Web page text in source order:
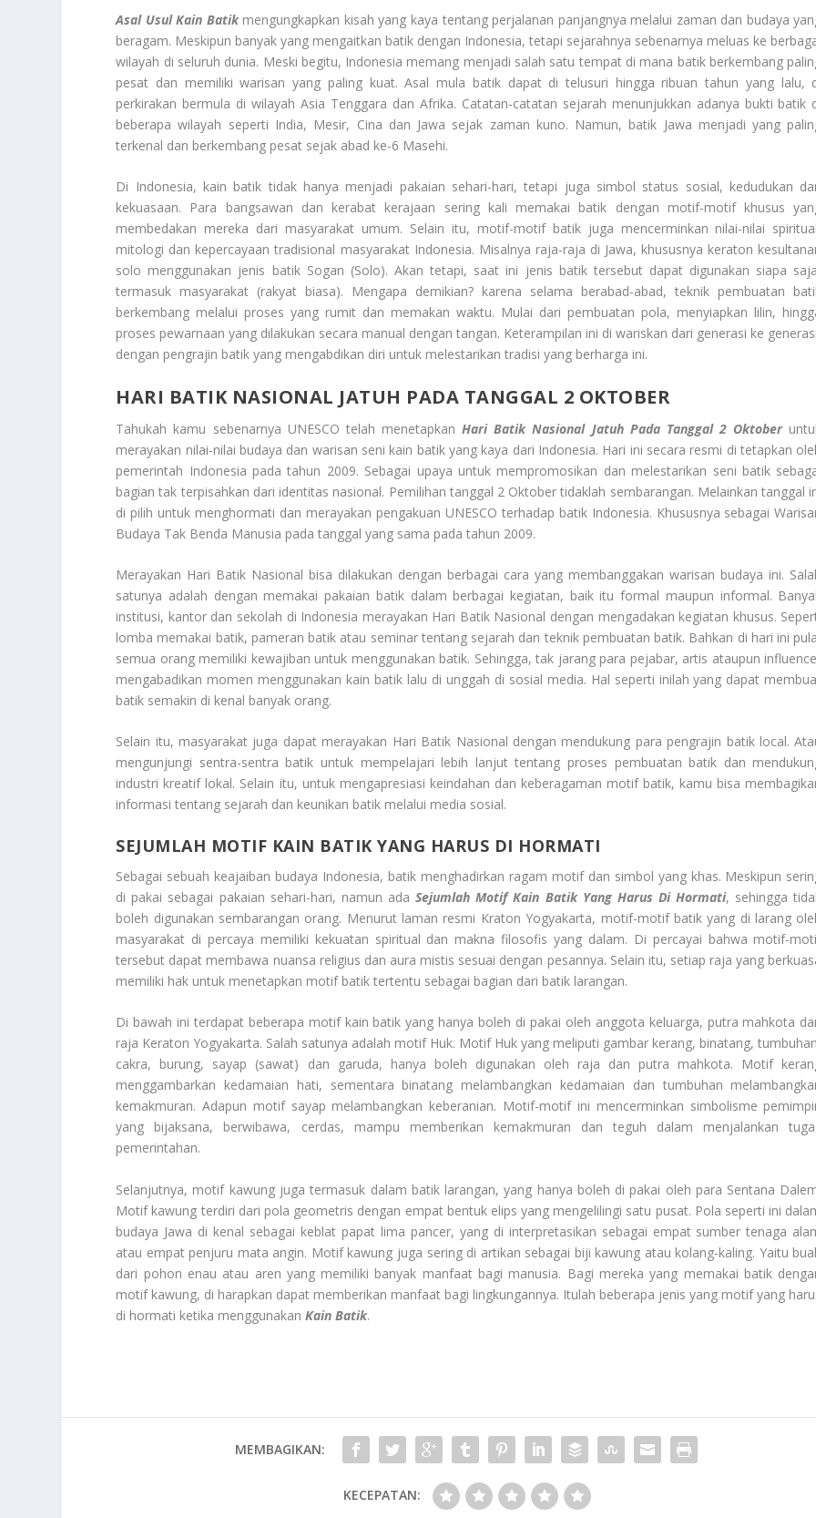
Asal Usul Kain Batikmengungkapkan kisah yang kaya tentang perjalanan panjangnya melalui zaman dan budaya
beragam. Meskipun banyak yang mengaitkan batik dengan Indonesia, tetapi sejarahnya sebenarnya meluas ke
wilayah di seluruh dunia. Meski begitu, Indonesia memang menjadi salah satu tempat di mana batik berkembang
pesat dan memiliki warisan yang paling kuat. Asal mula batik dapat di telusuri hingga ribuan tahun yang lalu,
perkirakan bermula di wilayah Asia Tenggara dan Afrika. Catatan-catatan sejarah menunjukkan adanya bukti batik
beberapa wilayah seperti India, Mesir, Cina dan Jawa sejak zaman kuno. Namun, batik Jawa menjadi yang
terkenal dan berkembang pesat sejak abad ke-6 Masehi.
Di Indonesia, kain batik tidak hanya menjadi pakaian sehari-hari, tetapi juga simbol status sosial, kedudukan
kekuasaan. Para bangsawan dan kerabat kerajaan sering kali memakai batik dengan motif-motif khusus
membedakan mereka dari masyarakat umum. Selain itu, motif-motif batik juga mencerminkan nilai-nilai
mitologi dan kepercayaan tradisional masyarakat Indonesia. Misalnya raja-raja di Jawa, khususnya keraton
solo menggunakan jenis batik Sogan (Solo). Akan tetapi, saat ini jenis batik tersebut dapat digunakan siapa
termasuk masyarakat (rakyat biasa). Mengapa demikian? karena selama berabad-abad, teknik pembuatan
berkembang melalui proses yang rumit dan memakan waktu. Mulai dari pembuatan pola, menyiapkan lilin,
proses pewarnaan yang dilakukan secara manual dengan tangan. Keterampilan ini di wariskan dari generasi ke
dengan pengrajin batik yang mengabdikan diri untuk melestarikan tradisi yang berharga ini.
HARI BATIK NASIONAL JATUH PADA TANGGAL 2 OKTOBER
Tahukah kamu sebenarnya UNESCO telah menetapkanHari Batik Nasional Jatuh Pada Tanggal 2 Oktober
merayakan nilai-nilai budaya dan warisan seni kain batik yang kaya dari Indonesia. Hari ini secara resmi di tetapkan
pemerintah Indonesia pada tahun 2009. Sebagai upaya untuk mempromosikan dan melestarikan seni batik
bagian tak terpisahkan dari identitas nasional. Pemilihan tanggal 2 Oktober tidaklah sembarangan. Melainkan tanggal
di pilih untuk menghormati dan merayakan pengakuan UNESCO terhadap batik Indonesia. Khususnya sebagai
Budaya Tak Benda Manusia pada tanggal yang sama pada tahun 2009.
Merayakan Hari Batik Nasional bisa dilakukan dengan berbagai cara yang membanggakan warisan budaya ini.
satunya adalah dengan memakai pakaian batik dalam berbagai kegiatan, baik itu formal maupun informal.
institusi, kantor dan sekolah di Indonesia merayakan Hari Batik Nasional dengan mengadakan kegiatan khusus.
lomba memakai batik, pameran batik atau seminar tentang sejarah dan teknik pembuatan batik. Bahkan di hari ini
semua orang memiliki kewajiban untuk menggunakan batik. Sehingga, tak jarang para pejabar, artis ataupun
mengabadikan momen menggunakan kain batik lalu di unggah di sosial media. Hal seperti inilah yang dapat
batik semakin di kenal banyak orang.
Selain itu, masyarakat juga dapat merayakan Hari Batik Nasional dengan mendukung para pengrajin batik local.
mengunjungi sentra-sentra batik untuk mempelajari lebih lanjut tentang proses pembuatan batik dan
industri kreatif lokal. Selain itu, untuk mengapresiasi keindahan dan keberagaman motif batik, kamu bisa
informasi tentang sejarah dan keunikan batik melalui media sosial.
SEJUMLAH MOTIF KAIN BATIK YANG HARUS DI HORMATI
Sebagai sebuah keajaiban budaya Indonesia, batik menghadirkan ragam motif dan simbol yang khas. Meskipun
di pakai sebagai pakaian sehari-hari, namun adaSejumlah Motif Kain Batik Yang Harus Di Hormati, sehingga
boleh digunakan sembarangan orang. Menurut laman resmi Kraton Yogyakarta, motif-motif batik yang di larang
masyarakat di percaya memiliki kekuatan spiritual dan makna filosofis yang dalam. Di percayai bahwa motif-
tersebut dapat membawa nuansa religius dan aura mistis sesuai dengan pesannya. Selain itu, setiap raja yang
memiliki hak untuk menetapkan motif batik tertentu sebagai bagian dari batik larangan.
Di bawah ini terdapat beberapa motif kain batik yang hanya boleh di pakai oleh anggota keluarga, putra mahkota
raja Keraton Yogyakarta. Salah satunya adalah motif Huk. Motif Huk yang meliputi gambar kerang, binatang,
cakra, burung, sayap (sawat) dan garuda, hanya boleh digunakan oleh raja dan putra mahkota. Motif
menggambarkan kedamaian hati, sementara binatang melambangkan kedamaian dan tumbuhan
kemakmuran. Adapun motif sayap melambangkan keberanian. Motif-motif ini mencerminkan simbolisme
yang bijaksana, berwibawa, cerdas, mampu memberikan kemakmuran dan teguh dalam menjalankan
pemerintahan.
Selanjutnya, motif kawung juga termasuk dalam batik larangan, yang hanya boleh di pakai oleh para Sentana
Motif kawung terdiri dari pola geometris dengan empat bentuk elips yang mengelilingi satu pusat. Pola seperti ini
budaya Jawa di kenal sebagai keblat papat lima pancer, yang di interpretasikan sebagai empat sumber tenaga
atau empat penjuru mata angin. Motif kawung juga sering di artikan sebagai biji kawung atau kolang-kaling. Yaitu
dari pohon enau atau aren yang memiliki banyak manfaat bagi manusia. Bagi mereka yang memakai batik
motif kawung, di harapkan dapat memberikan manfaat bagi lingkungannya. Itulah beberapa jenis yang motif yang
di hormati ketika menggunakanKain Batik.
MEMBAGIKAN:
KECEPATAN: